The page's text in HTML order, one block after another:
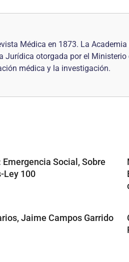
Médica en 1873. La
otorgada por el
médica y la investigación.
Social, Sobre
Ley 100
Jaime Campos Garrido